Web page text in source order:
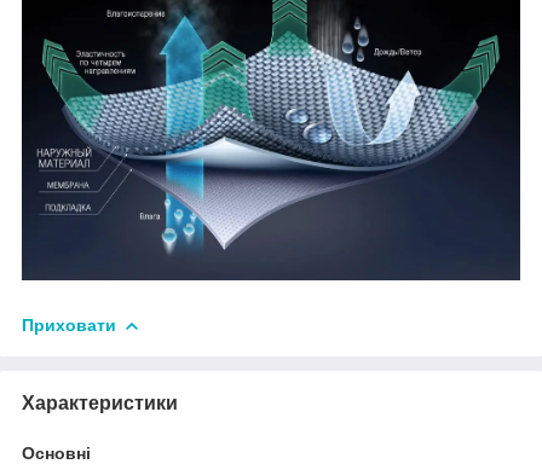
Приховати
Характеристики
Основні